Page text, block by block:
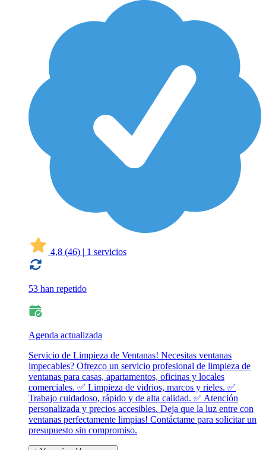
4,8 (46) | 1 servicios
53 han repetido
Agenda actualizada
Servicio de Limpieza de Ventanas! Necesitas ventanas
impecables? Ofrezco un servicio profesional de limpieza de
ventanas para casas, apartamentos, oficinas y locales
comerciales. ✅ Limpieza de vidrios, marcos y rieles. ✅
Trabajo cuidadoso, rápido y de alta calidad. ✅ Atención
personalizada y precios accesibles. Deja que la luz entre con
ventanas perfectamente limpias! Contáctame para solicitar un
presupuesto sin compromiso.